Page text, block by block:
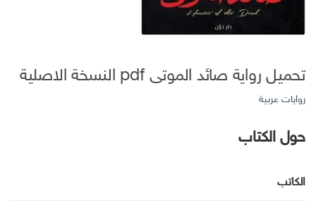
تحميل رواية صائد الموتى pdf النسخة الاصلية
روايات عربية
حول الكتاب
الكاتب